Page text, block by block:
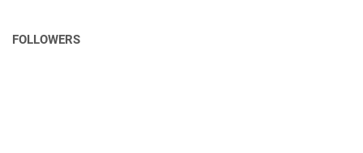
FOLLOWERS